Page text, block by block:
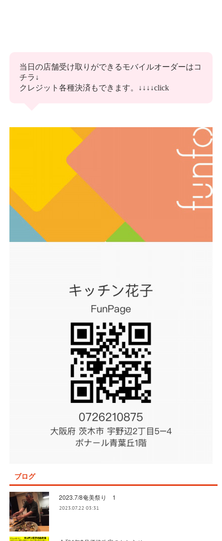
ブログ
2023.7/8奄美祭り 1
2023.07.22 03:31